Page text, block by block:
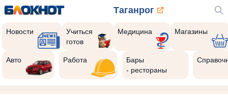
Таганрог
Новости
Учиться
готов
Медицина Магазины
Авто Работа
Бары
- рестораны